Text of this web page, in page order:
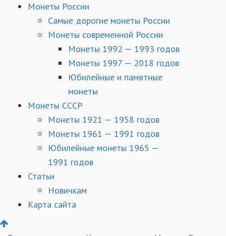
Монеты России
Самые дорогие монеты России
Монеты современной России
Монеты 1992 — 1993 годов
Монеты 1997 — 2018 годов
Юбилейные и памятные
монеты
Монеты СССР
Монеты 1921 — 1958 годов
Монеты 1961 — 1991 годов
Юбилейные монеты 1965 —
1991 годов
Статьи
Новичкам
Карта сайта